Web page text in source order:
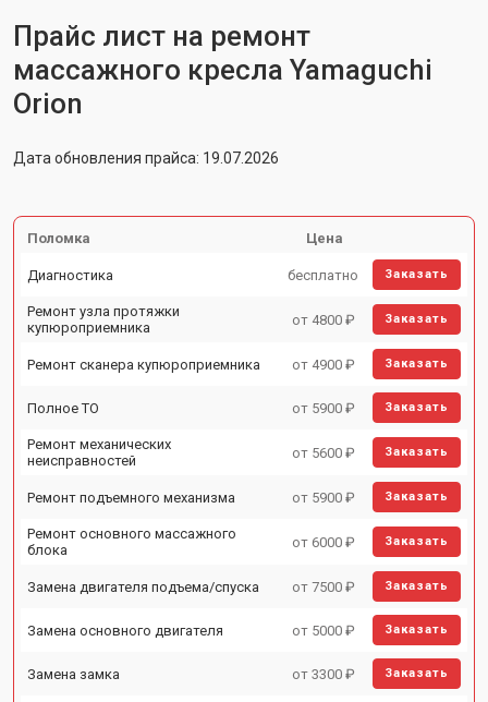
Прайс лист на ремонт
массажного кресла Yamaguchi
Orion
Дата обновления прайса: 19.07.2026
Поломка Цена
Диагностика бесплатно Заказать
Ремонт узла протяжки
купюроприемника
от 4800 ₽ Заказать
Ремонт сканера купюроприемника от 4900 ₽ Заказать
Полное ТО от 5900 ₽ Заказать
Ремонт механических
неисправностей
от 5600 ₽ Заказать
Ремонт подъемного механизма от 5900 ₽ Заказать
Ремонт основного массажного
блока
от 6000 ₽ Заказать
Замена двигателя подъема/спуска от 7500 ₽ Заказать
Замена основного двигателя от 5000 ₽ Заказать
Замена замка от 3300 ₽ Заказать